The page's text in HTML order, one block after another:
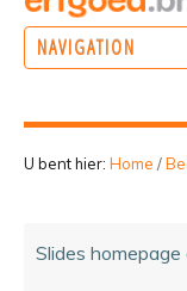
NAVIGATION
U bent hier: Home /
Slides homepage